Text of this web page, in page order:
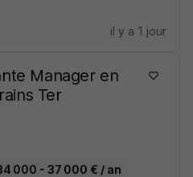
il y a 1 jour
Manager en
Ter
000 - 37 000 € / an